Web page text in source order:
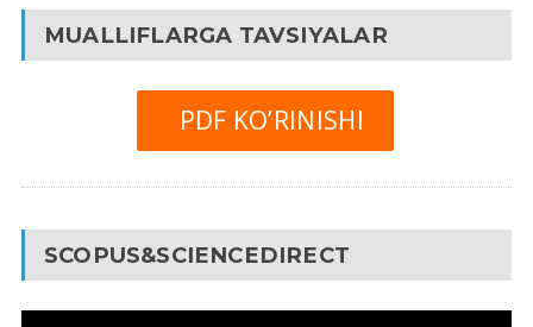
MUALLIFLARGA TAVSIYALAR
PDF KO’RINISHI
SCOPUS&SCIENCEDIRECT